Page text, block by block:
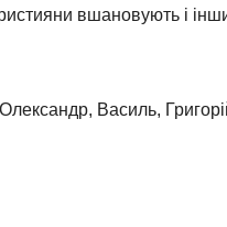
вшановують і
Олександр, Василь,